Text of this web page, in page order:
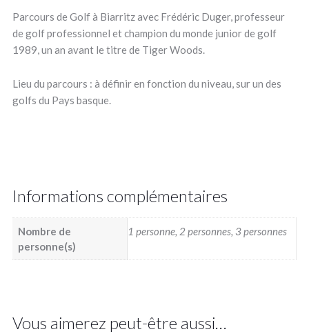
Parcours de Golf à Biarritz avec Frédéric Duger, professeur
de golf professionnel et champion du monde junior de golf
1989, un an avant le titre de Tiger Woods.
Lieu du parcours : à définir en fonction du niveau, sur un des
golfs du Pays basque.
Informations complémentaires
Nombre de
personne(s)
1 personne, 2 personnes, 3 personnes
Vous aimerez peut-être aussi…